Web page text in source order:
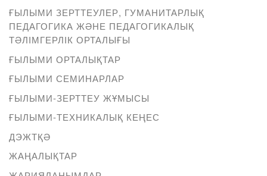
ҒЫЛЫМИ ЗЕРТТЕУЛЕР, ГУМАНИТАРЛЫҚ
ПЕДАГОГИКА ЖӘНЕ ПЕДАГОГИКАЛЫҚ
ТӘЛІМГЕРЛІК ОРТАЛЫҒЫ
ҒЫЛЫМИ ОРТАЛЫҚТАР
ҒЫЛЫМИ СЕМИНАРЛАР
ҒЫЛЫМИ-ЗЕРТТЕУ ЖҰМЫСЫ
ҒЫЛЫМИ-ТЕХНИКАЛЫҚ КЕҢЕС
ДЭЖТҚӘ
ЖАҢАЛЫҚТАР